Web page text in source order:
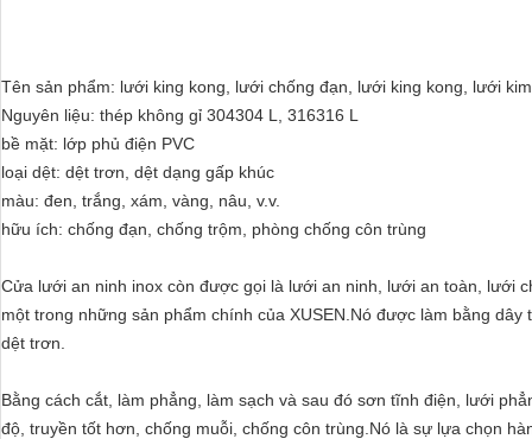
Tên sản phẩm: lưới king kong, lưới chống đạn, lưới king kong, lưới
Nguyên liệu: thép không gỉ 304304 L, 316316 L
bề mặt: lớp phủ điện PVC
loại dệt: dệt trơn, dệt dạng gấp khúc
màu: đen, trắng, xám, vàng, nâu, v.v.
hữu ích: chống đạn, chống trộm, phòng chống côn trùng
Cửa lưới an ninh inox còn được gọi là lưới an ninh, lưới an toàn, lưới
một trong những sản phẩm chính của XUSEN.Nó được làm bằng
dệt trơn.
Bằng cách cắt, làm phẳng, làm sạch và sau đó sơn tĩnh điện, lưới
độ, truyền tốt hơn, chống muỗi, chống côn trùng.Nó là sự lựa chọn